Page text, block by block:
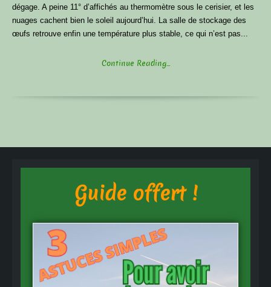
dégage. A peine 11° d’affichés au thermomètre sous le cerisier, et les
nuages cachent bien le soleil aujourd’hui. La salle de stockage des
œufs retrouve enfin une température plus stable, ce qui n’est pas...
Continue Reading...
Guide offert !